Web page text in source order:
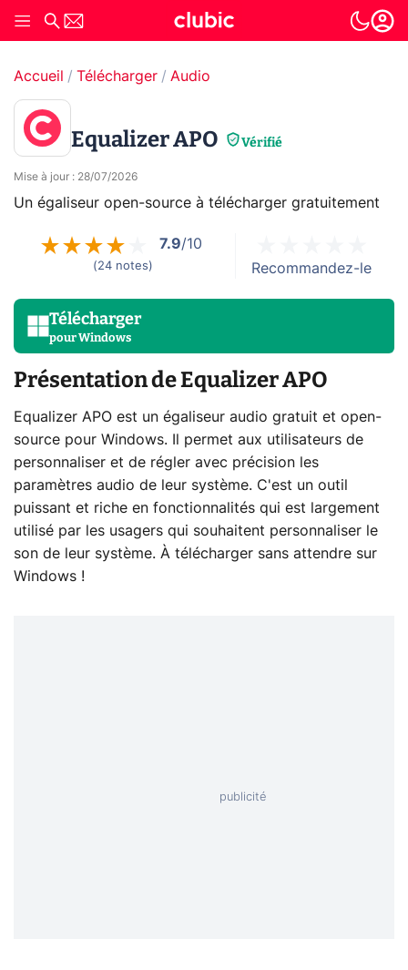
Accueil Télécharger Audio
Equalizer APO Vérifié
Mise à jour : 28/07/2026
Un égaliseur open-source à télécharger gratuitement
7.9/10
(24 notes) Recommandez-le
Télécharger
pourWindows
Présentation de Equalizer APO
Equalizer APO est un égaliseur audio gratuit et open-
source pour Windows. Il permet aux utilisateurs de
personnaliser et de régler avec précision les
paramètres audio de leur système. C'est un outil
puissant et riche en fonctionnalités qui est largement
utilisé par les usagers qui souhaitent personnaliser le
son de leur système. À télécharger sans attendre sur
Windows !